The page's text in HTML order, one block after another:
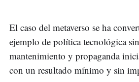
El caso del metaverso se ha
ejemplo de política tecnológica
mantenimiento y propaganda
con un resultado mínimo y sin